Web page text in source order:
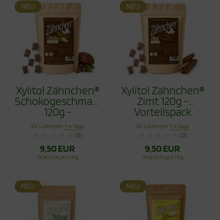
NEU
Xylitol Zähnchen®
Schokogeschmack
120g -
Vorteilspack
Lieferzeit:1-4 Tage
(0)
9,50 EUR
79,18 EUR pro 1 kg
NEU
Xylitol Zähnchen®
Zimt 120g -
Vorteilspack
Lieferzeit:1-4 Tage
(0)
9,50 EUR
79,18 EUR pro 1 kg
NEU NEU